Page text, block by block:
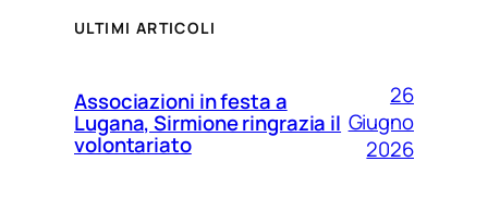
ULTIMI ARTICOLI
Associazioni in festa a
Lugana, Sirmione ringrazia il
volontariato
26
Giugno
2026